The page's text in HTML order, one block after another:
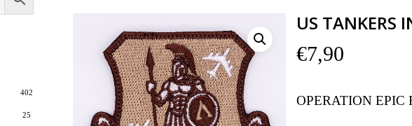
402
25
US TANKERS
€7,90
OPERATION EPIC